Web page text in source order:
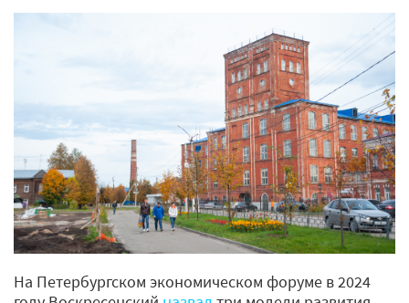
На Петербургском экономическом форуме в 2024